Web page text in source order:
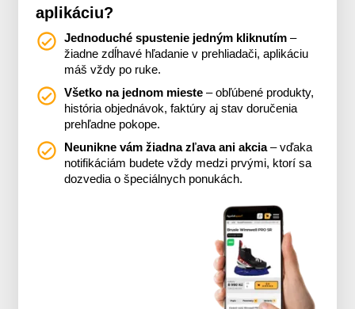
aplikáciu?
Jednoduché spustenie jedným kliknutím –
žiadne zdĺhavé hľadanie v prehliadači, aplikáciu
máš vždy po ruke.
Všetko na jednom mieste – obľúbené produkty,
história objednávok, faktúry aj stav doručenia
prehľadne pokope.
Neunikne vám žiadna zľava ani akcia– vďaka
notifikáciám budete vždy medzi prvými, ktorí sa
dozvedia o špeciálnych ponukách.